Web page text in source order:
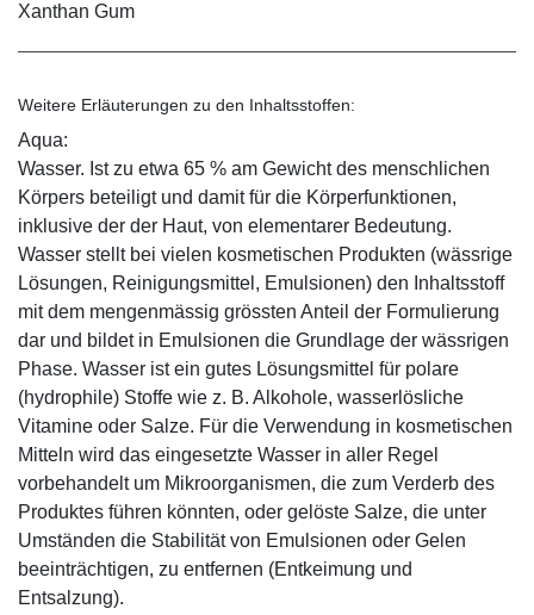
Xanthan Gum
Weitere Erläuterungen zu den Inhaltsstoffen:
Aqua:
Wasser. Ist zu etwa 65 % am Gewicht des menschlichen
Körpers beteiligt und damit für die Körperfunktionen,
inklusive der der Haut, von elementarer Bedeutung.
Wasser stellt bei vielen kosmetischen Produkten (wässrige
Lösungen, Reinigungsmittel, Emulsionen) den Inhaltsstoff
mit dem mengenmässig grössten Anteil der Formulierung
dar und bildet in Emulsionen die Grundlage der wässrigen
Phase. Wasser ist ein gutes Lösungsmittel für polare
(hydrophile) Stoffe wie z. B. Alkohole, wasserlösliche
Vitamine oder Salze. Für die Verwendung in kosmetischen
Mitteln wird das eingesetzte Wasser in aller Regel
vorbehandelt um Mikroorganismen, die zum Verderb des
Produktes führen könnten, oder gelöste Salze, die unter
Umständen die Stabilität von Emulsionen oder Gelen
beeinträchtigen, zu entfernen (Entkeimung und
Entsalzung).